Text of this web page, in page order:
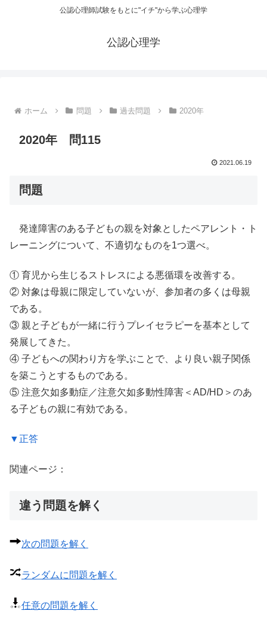
公認心理師試験をもとに"イチ"から学ぶ心理学
公認心理学
ホーム 問題 過去問題 2020年
2020年 問115
2021.06.19
問題
発達障害のある子どもの親を対象としたペアレント・ト
レーニングについて、不適切なものを1つ選べ。
① 育児から生じるストレスによる悪循環を改善する。
② 対象は母親に限定していないが、参加者の多くは母親
である。
③ 親と子どもが一緒に行うプレイセラピーを基本として
発展してきた。
④ 子どもへの関わり方を学ぶことで、より良い親子関係
を築こうとするものである。
⑤ 注意欠如多動症／注意欠如多動性障害＜AD/HD＞のあ
る子どもの親に有効である。
▼正答
関連ページ：
違う問題を解く
次の問題を解く
ランダムに問題を解く
任意の問題を解く